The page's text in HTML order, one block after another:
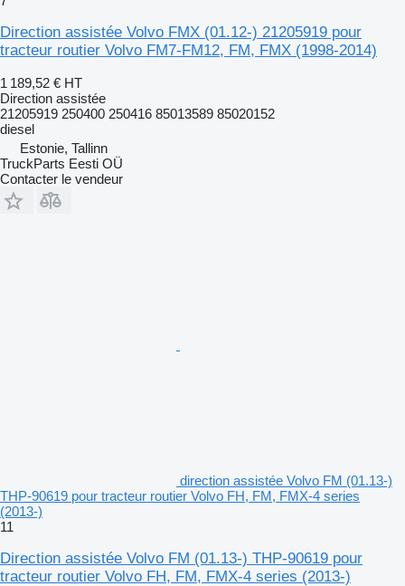
Direction assistée Volvo FMX (01.12-) 21205919 pour
tracteur routier Volvo FM7-FM12, FM, FMX (1998-2014)
1 189,52 € HT
Direction assistée
21205919 250400 250416 85013589 85020152
diesel
Estonie, Tallinn
TruckParts Eesti OÜ
Contacter le vendeur
direction assistée Volvo FM (01.13-)
THP-90619 pour tracteur routier Volvo FH, FM, FMX-4 series
(2013-)
11
Direction assistée Volvo FM (01.13-) THP-90619 pour
tracteur routier Volvo FH, FM, FMX-4 series (2013-)